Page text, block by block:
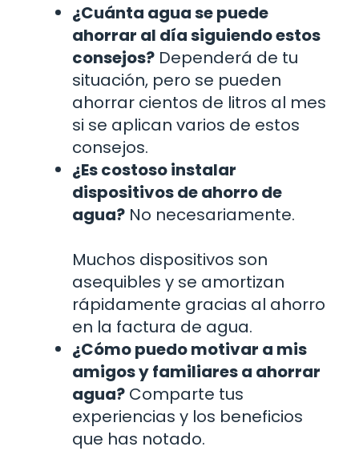
¿Cuánta agua se puede
ahorrar al día siguiendo estos
consejos? Dependerá de tu
situación, pero se pueden
ahorrar cientos de litros al mes
si se aplican varios de estos
consejos.
¿Es costoso instalar
dispositivos de ahorro de
agua? No necesariamente.
Muchos dispositivos son
asequibles y se amortizan
rápidamente gracias al ahorro
en la factura de agua.
¿Cómo puedo motivar a mis
amigos y familiares a ahorrar
agua? Comparte tus
experiencias y los beneficios
que has notado.